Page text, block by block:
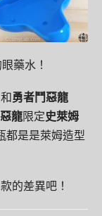
藥水！
和勇者鬥惡龍
龍限定史萊姆
都是是萊姆造型
的差異吧！